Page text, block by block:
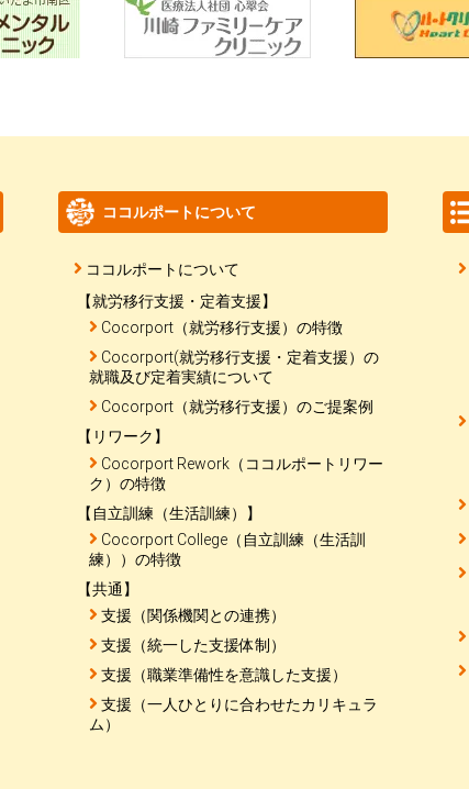
ココルポートについて
ココルポートについて
【就労移行支援・定着支援】
Cocorport（就労移行支援）の特徴
Cocorport(就労移行支援・定着支援）の
就職及び定着実績について
Cocorport（就労移行支援）のご提案例
【リワーク】
Cocorport Rework（ココルポートリワー
ク）の特徴
【自立訓練（生活訓練）】
Cocorport College（自立訓練（生活訓
練））の特徴
【共通】
支援（関係機関との連携）
支援（統一した支援体制）
支援（職業準備性を意識した支援）
支援（一人ひとりに合わせたカリキュラ
ム）